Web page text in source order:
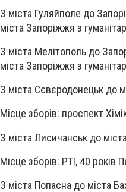
З міста Гуляйполе до
міста Запоріжжя з
З міста Мелітополь до
міста Запоріжжя з
З міста Сєвєродонецьк до
Місце зборів: проспект
З міста Лисичанськ до
Місце зборів: РТІ, 40
З міста Попасна до міста